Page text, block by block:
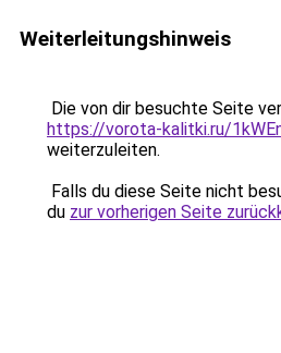
Weiterleitungshinweis
Die von dir besuchte Seite
https://vorota-kalitki.ru/
weiterzuleiten.
Falls du diese Seite nicht
du zur vorherigen Seite